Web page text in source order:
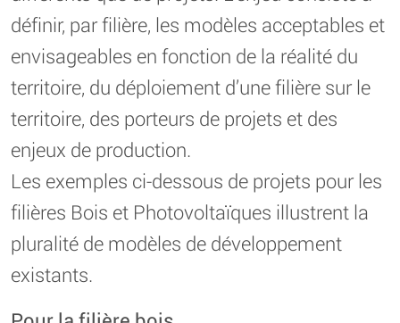
définir, par filière, les modèles acceptables et
envisageables en fonction de la réalité du
territoire, du déploiement d’une filière sur le
territoire, des porteurs de projets et des
enjeux de production.
Les exemples ci-dessous de projets pour les
filières Bois et Photovoltaïques illustrent la
pluralité de modèles de développement
existants.